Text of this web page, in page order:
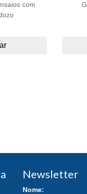
com
Newsletter
Nome: